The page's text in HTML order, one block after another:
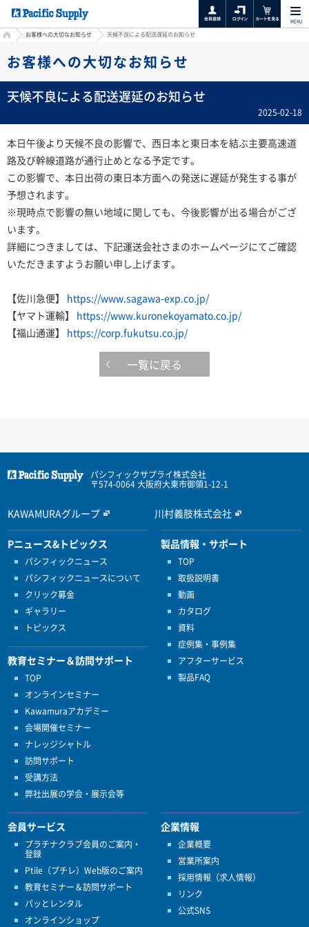
MENU
HOMEお客様への大切なお知らせ 天候不良による配送遅延のお知らせ
お客様への大切なお知らせ
天候不良による配送遅延のお知らせ
2025-02-18
本日午後より天候不良の影響で、西日本と東日本を結ぶ主要高速道
路及び幹線道路が通行止めとなる予定です。
この影響で、本日出荷の東日本方面への発送に遅延が発生する事が
予想されます。
※現時点で影響の無い地域に関しても、今後影響が出る場合がござ
います。
詳細につきましては、下記運送会社さまのホームページにてご確認
いただきますようお願い申し上げます。
【佐川急便】 https://www.sagawa-exp.co.jp/
【ヤマト運輸】 https://www.kuronekoyamato.co.jp/
【福山通運】 https://corp.fukutsu.co.jp/
一覧に戻る
パシフィックサプライ株式会社
〒574-0064 大阪府大東市御領1-12-1
KAWAMURAグループ 川村義肢株式会社
Pニュース&トピックス
パシフィックニュース
パシフィックニュースについて
クリック募金
ギャラリー
トピックス
教育セミナー＆訪問サポート
TOP
オンラインセミナー
Kawamuraアカデミー
会場開催セミナー
ナレッジシャトル
訪問サポート
受講方法
弊社出展の学会・展示会等
製品情報・サポート
TOP
取扱説明書
動画
カタログ
資料
症例集・事例集
アフターサービス
製品FAQ
会員サービス
プラチナクラブ会員のご案内・
登録
Ptile（プチレ）Web版のご案内
教育セミナー＆訪問サポート
パッとレンタル
オンラインショップ
企業情報
企業概要
営業所案内
採用情報（求人情報）
リンク
公式SNS